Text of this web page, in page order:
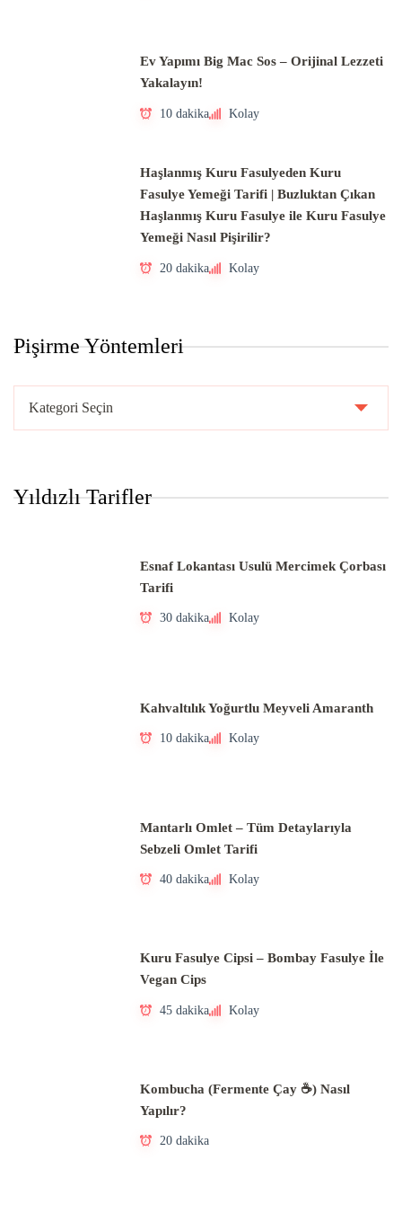
Ev Yapımı Big Mac Sos – Orijinal Lezzeti
Yakalayın!
10 dakika Kolay
Haşlanmış Kuru Fasulyeden Kuru
Fasulye Yemeği Tarifi | Buzluktan Çıkan
Haşlanmış Kuru Fasulye ile Kuru Fasulye
Yemeği Nasıl Pişirilir?
20 dakika Kolay
Pişirme Yöntemleri
Yıldızlı Tarifler
Esnaf Lokantası Usulü Mercimek Çorbası
Tarifi
30 dakika Kolay
Kahvaltılık Yoğurtlu Meyveli Amaranth
10 dakika Kolay
Mantarlı Omlet – Tüm Detaylarıyla
Sebzeli Omlet Tarifi
40 dakika Kolay
Kuru Fasulye Cipsi – Bombay Fasulye İle
Vegan Cips
45 dakika Kolay
Kombucha (Fermente Çay ☕) Nasıl
Yapılır?
20 dakika